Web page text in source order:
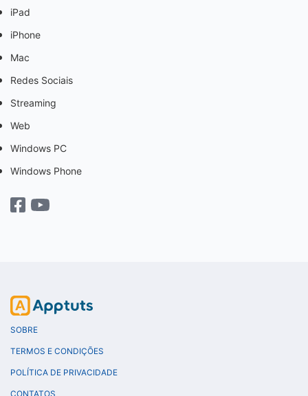
iPad
iPhone
Mac
Redes Sociais
Streaming
Web
Windows PC
Windows Phone
SOBRE
TERMOS E CONDIÇÕES
POLÍTICA DE PRIVACIDADE
CONTATOS